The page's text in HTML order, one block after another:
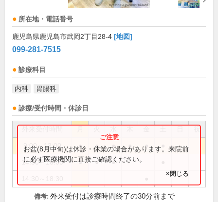
所在地・電話番号
鹿児島県鹿児島市武岡2丁目28-4 [地図]
099-281-7515
診療科目
内科 胃腸科
診療/受付時間・休診日
祝
9:00～13:00 ● ● ● ● ●
14:30～18:00 ● ● ●
お盆(8月中旬)は休診・休業の場合があります。来院前
に必ず医療機関に直接ご確認ください。
×閉じる
備考: 外来受付は診療時間終了の30分前まで